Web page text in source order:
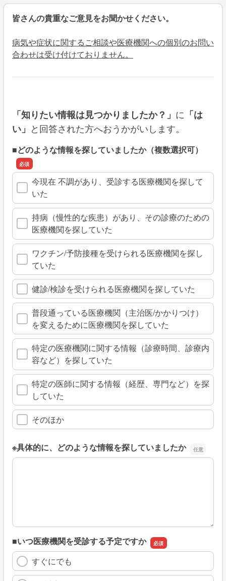
皆さんの貴重なご意見をお聞かせください。
病気や症状に関するご相談や医療機関への個別のお問い
合わせは受け付けておりません。
「知りたい情報は見つかりましたか？」 に 「は
い」 と回答された方へおうかがいします。
■どのような情報を探していましたか（複数選択可）
今現在 不調があり、受診する医療機関を探して
いた
持病（慢性的な疾患）があり、その診療のための
医療機関を探していた
ワクチン/予防接種を受けられる医療機関を探し
ていた
健診/検診を受けられる医療機関を探していた
普段通っている医療機関（主治医/かかりつけ）
を変えるために医療機関を探していた
特定の医療機関に関する情報（診療時間、診療内
容など）を探していた
特定の医師に関する情報（経歴、専門など）を探
していた
そのほか
※具体的に、どのような情報を探していましたか
※具体的に、どのような情報を探していましたか
■いつ医療機関を受診する予定ですか
すぐにでも